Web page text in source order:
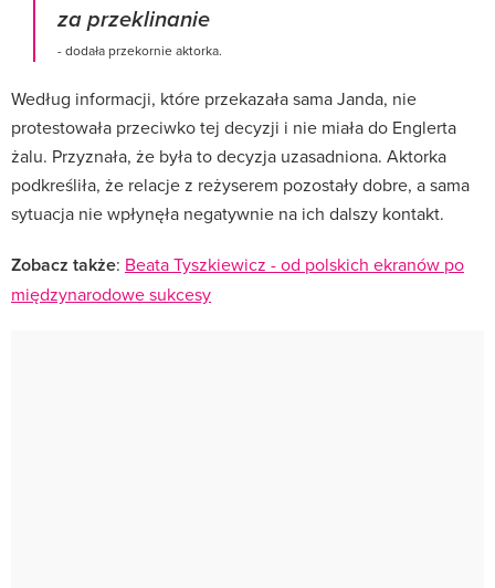
za przeklinanie
- dodała przekornie aktorka.
Według informacji, które przekazała sama Janda, nie
protestowała przeciwko tej decyzji i nie miała do Englerta
żalu. Przyznała, że była to decyzja uzasadniona. Aktorka
podkreśliła, że relacje z reżyserem pozostały dobre, a sama
sytuacja nie wpłynęła negatywnie na ich dalszy kontakt.
Zobacz także: Beata Tyszkiewicz - od polskich ekranów po
międzynarodowe sukcesy